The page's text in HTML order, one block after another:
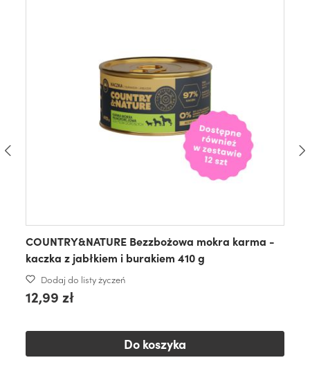
COUNTRY&NATURE Bezzbożowa mokra karma -
kaczka z jabłkiem i burakiem 410 g
Dodaj do listy życzeń
12,99 zł
Do koszyka